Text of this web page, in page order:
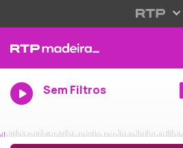
Sem Filtros